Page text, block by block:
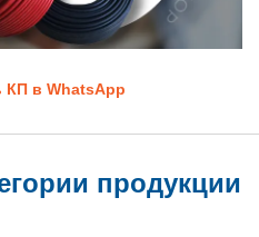
КП в WhatsApp
продукции